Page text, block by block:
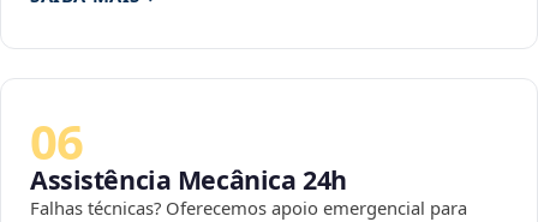
06
Assistência Mecânica 24h
Falhas técnicas? Oferecemos apoio emergencial para